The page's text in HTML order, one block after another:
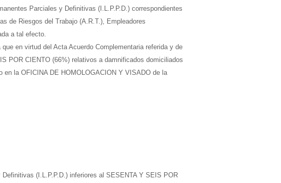
Parciales y Definitivas (I.L.P.P.D.) correspondientes
de Riesgos del Trabajo (A.R.T.), Empleadores
a tal efecto.
en virtud del Acta Acuerdo Complementaria referida y de
POR CIENTO (66%) relativos a damnificados domiciliados
la OFICINA DE HOMOLOGACION Y VISADO de la
(I.L.P.P.D.) inferiores al SESENTA Y SEIS POR